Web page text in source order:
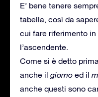
E’ bene tenere
tabella, così da
cui fare riferimento
l’ascendente.
Come si è detto
anche il giorno ed il
anche questi sono